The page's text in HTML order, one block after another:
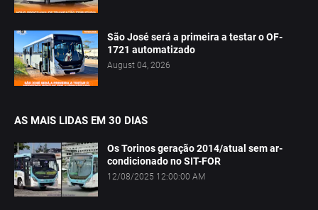
São José será a primeira a testar o OF-
1721 automatizado
August 04, 2026
AS MAIS LIDAS EM 30 DIAS
Os Torinos geração 2014/atual sem ar-
condicionado no SIT-FOR
12/08/2025 12:00:00 AM